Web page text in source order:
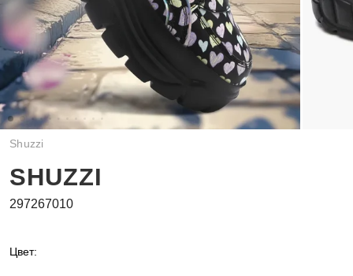
Shuzzi
SHUZZI
297267010
Цвет: